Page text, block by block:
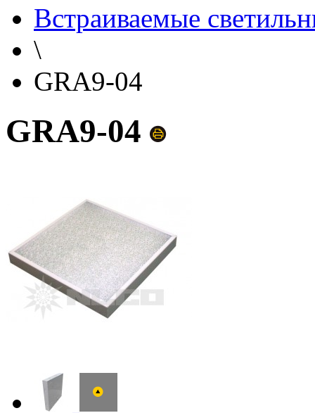
Встраиваемые
\
GRA9-04
GRA9-04